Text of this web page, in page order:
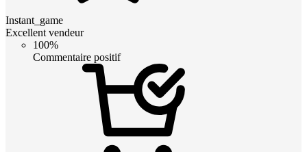
Instant_game
Excellent vendeur
100%
Commentaire positif